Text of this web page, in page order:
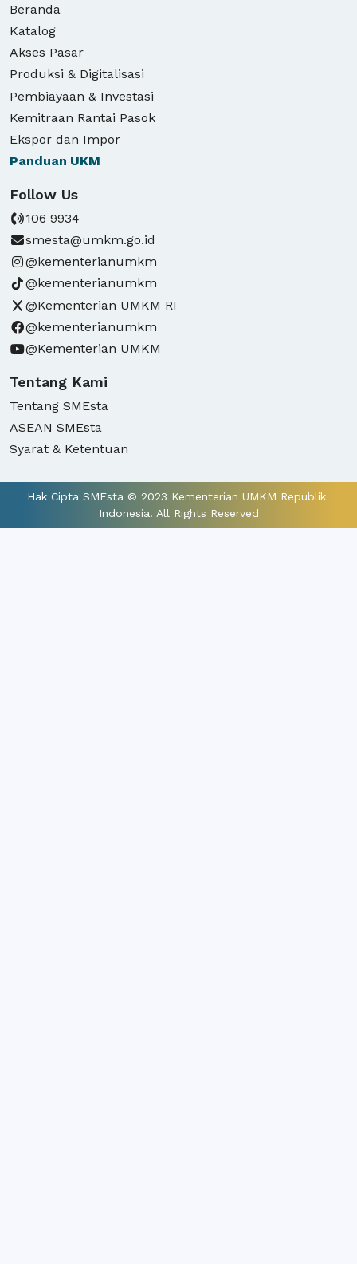
Beranda
Katalog
Akses Pasar
Produksi & Digitalisasi
Pembiayaan & Investasi
Kemitraan Rantai Pasok
Ekspor dan Impor
Panduan UKM
Follow Us
106 9934
smesta@umkm.go.id
@kementerianumkm
@kementerianumkm
@Kementerian UMKM RI
@kementerianumkm
@Kementerian UMKM
Tentang Kami
Tentang SMEsta
ASEAN SMEsta
Syarat & Ketentuan
Hak Cipta SMEsta © 2023 Kementerian UMKM Republik
Indonesia. All Rights Reserved